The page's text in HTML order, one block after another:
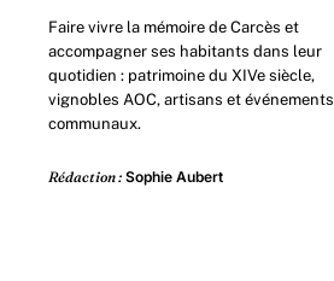
Faire vivre la mémoire de Carcès et
accompagner ses habitants dans leur
quotidien : patrimoine du XIVe siècle,
vignobles AOC, artisans et événements
communaux.
Rédaction : Sophie Aubert